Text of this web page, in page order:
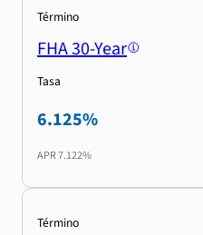
Término
FHA 30-Year
Tasa
6.125%
APR7.122%
Término